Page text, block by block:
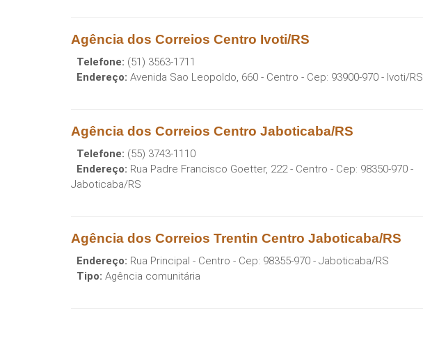
Agência dos Correios Centro Ivoti/RS
Telefone: (51) 3563-1711
Endereço: Avenida Sao Leopoldo, 660 - Centro - Cep: 93900-970 - Ivoti/RS
Agência dos Correios Centro Jaboticaba/RS
Telefone: (55) 3743-1110
Endereço: Rua Padre Francisco Goetter, 222 - Centro - Cep: 98350-970 -
Jaboticaba/RS
Agência dos Correios Trentin Centro Jaboticaba/RS
Endereço: Rua Principal - Centro - Cep: 98355-970 - Jaboticaba/RS
Tipo: Agência comunitária